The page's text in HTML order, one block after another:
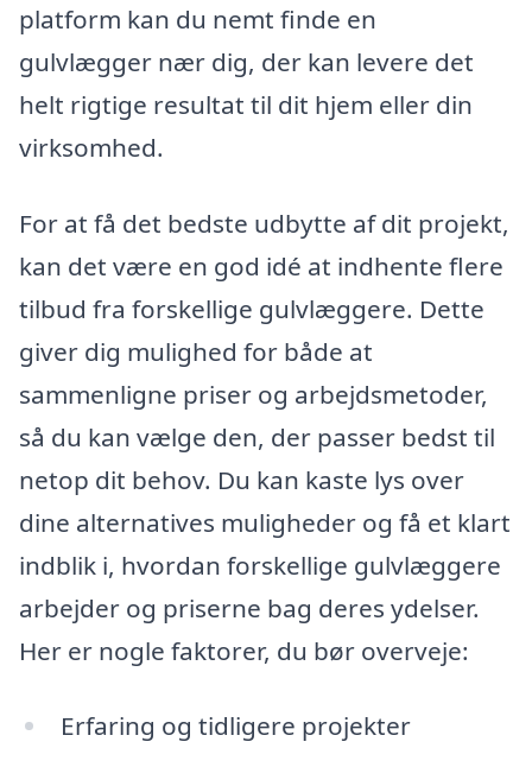
platform kan du nemt finde en
gulvlægger nær dig, der kan levere det
helt rigtige resultat til dit hjem eller din
virksomhed.
For at få det bedste udbytte af dit projekt,
kan det være en god idé at indhente flere
tilbud fra forskellige gulvlæggere. Dette
giver dig mulighed for både at
sammenligne priser og arbejdsmetoder,
så du kan vælge den, der passer bedst til
netop dit behov. Du kan kaste lys over
dine alternatives muligheder og få et klart
indblik i, hvordan forskellige gulvlæggere
arbejder og priserne bag deres ydelser.
Her er nogle faktorer, du bør overveje:
Erfaring og tidligere projekter